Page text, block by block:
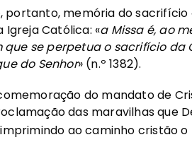
portanto, memória do
Igreja Católica: «a Missa é, ao
se perpetua o sacrifício
do Senhor» (n.º 1382).
do mandato de
das maravilhas que
ao caminho cristão o